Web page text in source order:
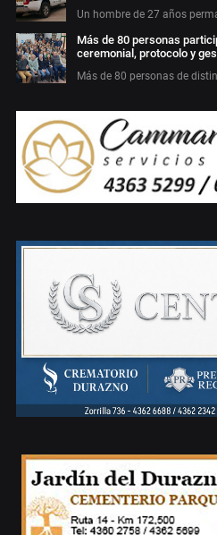
Un hombre de 27 años
Más de 80 personas
ceremonial, protocolo y
Más de 80 personas de